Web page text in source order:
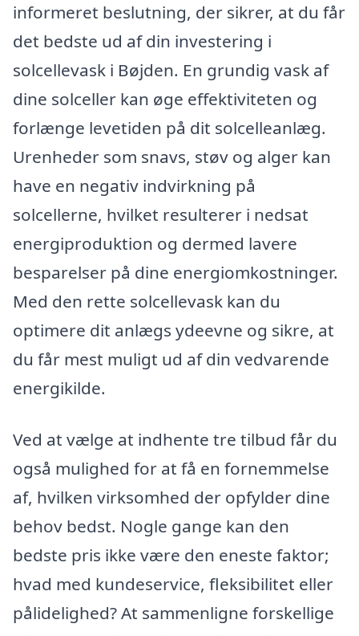
informeret beslutning, der sikrer, at du får
det bedste ud af din investering i
solcellevask i Bøjden. En grundig vask af
dine solceller kan øge effektiviteten og
forlænge levetiden på dit solcelleanlæg.
Urenheder som snavs, støv og alger kan
have en negativ indvirkning på
solcellerne, hvilket resulterer i nedsat
energiproduktion og dermed lavere
besparelser på dine energiomkostninger.
Med den rette solcellevask kan du
optimere dit anlægs ydeevne og sikre, at
du får mest muligt ud af din vedvarende
energikilde.
Ved at vælge at indhente tre tilbud får du
også mulighed for at få en fornemmelse
af, hvilken virksomhed der opfylder dine
behov bedst. Nogle gange kan den
bedste pris ikke være den eneste faktor;
hvad med kundeservice, fleksibilitet eller
pålidelighed? At sammenligne forskellige